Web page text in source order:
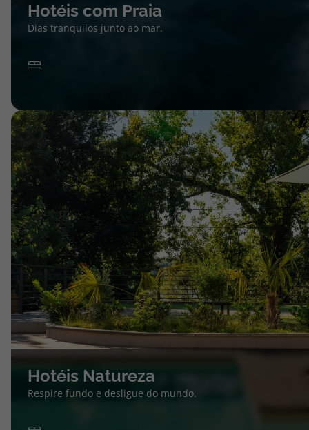
Hotéis com Praia
Dias tranquilos junto ao mar.
Hotéis Natureza
Respire fundo e desligue do mundo.